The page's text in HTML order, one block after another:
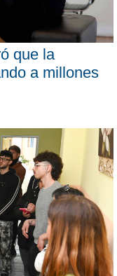
que la
a millones